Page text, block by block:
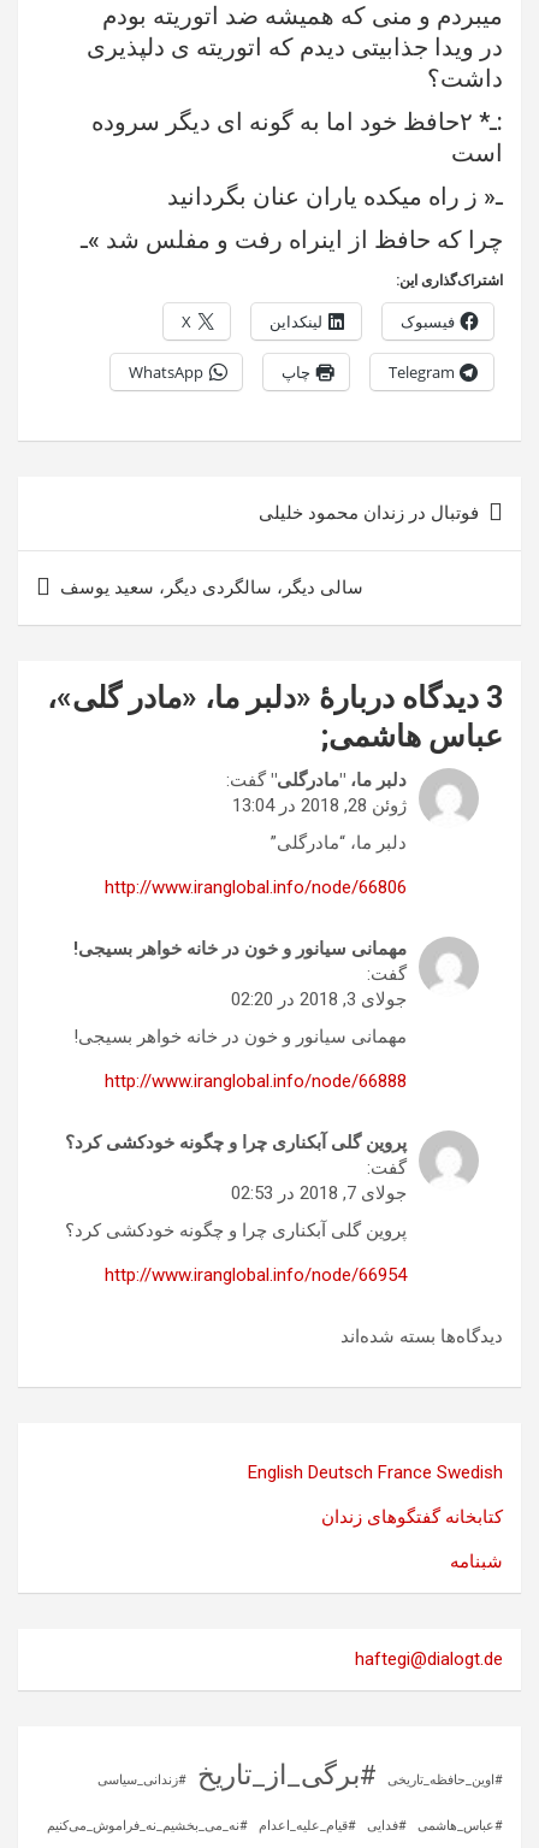
میبردم و منی که همیشه ضد اتوریته بودم
در ویدا جذابیتی دیدم که اتوریته ی دلپذیری
داشت؟
:ـ* ۲حافظ خود اما به گونه ای دیگر سروده
است
ـ« ز راه میکده یاران عنان بگردانید
چرا که حافظ از اینراه رفت و مفلس شد »ـ
اشتراک‌گذاری این:
فیسبوک لینکداین X
Telegram چاپ WhatsApp
نوشته
فوتبال در زندان محمود خلیلی
سالی دیگر، سالگردی دیگر، سعید یوسف
3 دیدگاه دربارهٔ «
دلبر ما، «مادر گلی»،
عباس هاشمی;
دلبر ما، "مادرگلی" گفت:
ژوئن 28, 2018 در 13:04
دلبر ما، “مادرگلی”
http://www.iranglobal.info/node/66806
مهمانی سیانور و خون در خانه خواهر بسیجی!
گفت:
جولای 3, 2018 در 02:20
مهمانی سیانور و خون در خانه خواهر بسیجی!
http://www.iranglobal.info/node/66888
پروین گلی آبکناری چرا و چگونه خودکشی کرد؟
گفت:
جولای 7, 2018 در 02:53
پروین گلی آبکناری چرا و چگونه خودکشی کرد؟
http://www.iranglobal.info/node/66954
دیدگاه‌ها بسته شده‌اند
English Deutsch France Swedish
کتابخانه گفتگوهای زندان
شبنامه
haftegi@dialogt.de
#اوین_حافظه_تاریخی #برگی_از_تاریخ #زندانی_سیاسی
#عباس_هاشمی #فدایی #قیام_علیه_اعدام #نه_می_بخشیم_نه_فراموش_می‌کنیم